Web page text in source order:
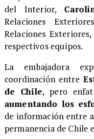
del Interior,
Relaciones
Relaciones Exteriores,
respectivos equipos.
La embajadora
coordinación entre
de Chile, pero
aumentando los
de información entre
permanencia de Chile